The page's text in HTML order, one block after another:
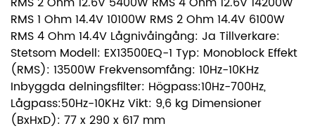
RMS 1 Ohm 14.4V 10100W RMS 2 Ohm 14.4V 6100W
RMS 4 Ohm 14.4V Lågnivåingång: Ja Tillverkare:
Stetsom Modell: EX13500EQ-1 Typ: Monoblock Effekt
(RMS): 13500W Frekvensomfång: 10Hz-10KHz
Inbyggda delningsfilter: Högpass:10Hz-700Hz,
Lågpass:50Hz-10KHz Vikt: 9,6 kg Dimensioner
(BxHxD): 77 x 290 x 617 mm